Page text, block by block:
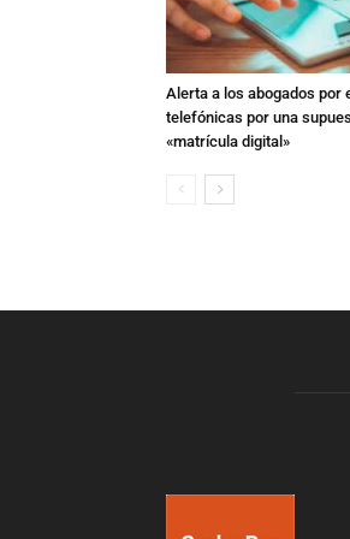
Alerta a los abogados por
telefónicas por una
«matrícula digital»